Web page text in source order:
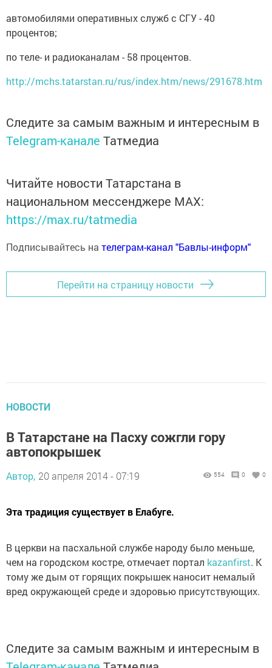
автомобилями оперативных служб с СГУ - 40
процентов;
по теле- и радиоканалам - 58 процентов.
http://mchs.tatarstan.ru/rus/index.htm/news/291678.htm
Следите за самым важным и интересным в
Telegram-канале Татмедиа
Читайте новости Татарстана в
национальном мессенджере MАХ:
https://max.ru/tatmedia
Подписывайтесь на телеграм-канал "Бавлы-информ"
Перейти на страницу новости
НОВОСТИ
В Татарстане на Пасху сожгли гору
автопокрышек
Автор, 20 апреля 2014 - 07:19 554 0 0
Эта традиция существует в Елабуге.
В церкви на пасхальной службе народу было меньше,
чем на городском костре, отмечает портал kazanfirst. К
тому же дым от горящих покрышек наносит немалый
вред окружающей среде и здоровью присутствующих.
Следите за самым важным и интересным в